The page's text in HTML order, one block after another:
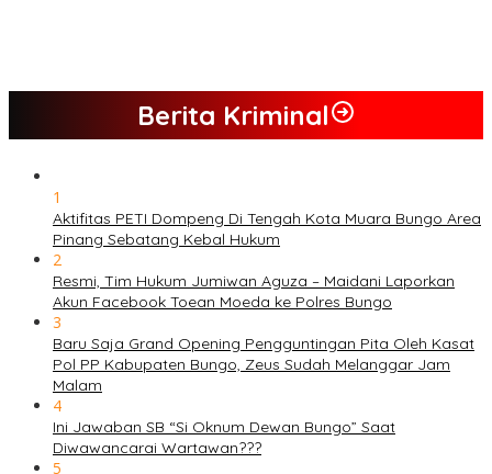
Berita Kriminal
1
Aktifitas PETI Dompeng Di Tengah Kota Muara Bungo Area
Pinang Sebatang Kebal Hukum
2
Resmi, Tim Hukum Jumiwan Aguza – Maidani Laporkan
Akun Facebook Toean Moeda ke Polres Bungo
3
Baru Saja Grand Opening Pengguntingan Pita Oleh Kasat
Pol PP Kabupaten Bungo, Zeus Sudah Melanggar Jam
Malam
4
Ini Jawaban SB “Si Oknum Dewan Bungo” Saat
Diwawancarai Wartawan???
5